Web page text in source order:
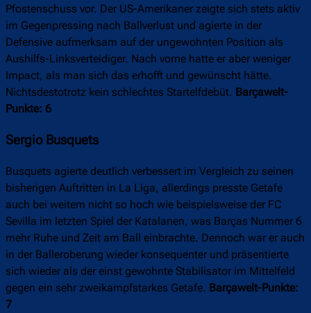
Pfostenschuss vor. Der US-Amerikaner zeigte sich stets aktiv
im Gegenpressing nach Ballverlust und agierte in der
Defensive aufmerksam auf der ungewohnten Position als
Aushilfs-Linksverteidiger. Nach vorne hatte er aber weniger
Impact, als man sich das erhofft und gewünscht hätte.
Nichtsdestotrotz kein schlechtes Startelfdebüt. Barçawelt-
Punkte: 6
Sergio Busquets
Busquets agierte deutlich verbessert im Vergleich zu seinen
bisherigen Auftritten in La Liga, allerdings presste Getafe
auch bei weitem nicht so hoch wie beispielsweise der FC
Sevilla im letzten Spiel der Katalanen, was Barças Nummer 6
mehr Ruhe und Zeit am Ball einbrachte. Dennoch war er auch
in der Balleroberung wieder konsequenter und präsentierte
sich wieder als der einst gewohnte Stabilisator im Mittelfeld
gegen ein sehr zweikampfstarkes Getafe. Barçawelt-Punkte:
7